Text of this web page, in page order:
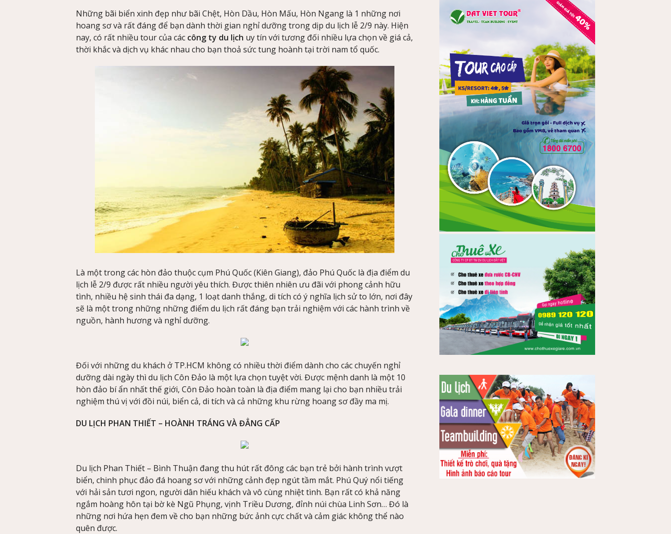
Những bãi biển xinh đẹp như bãi Chệt, Hòn Dầu, Hòn Mấu, Hòn Ngang là 1 những nơi
hoang sơ và rất đáng để bạn dành thời gian nghỉ dưỡng trong dịp du lịch lễ 2/9 này. Hiện
nay, có rất nhiều tour của các công ty du lịch uy tín với tương đối nhiều lựa chọn về giá cả,
thời khắc và dịch vụ khác nhau cho bạn thoả sức tung hoành tại trời nam tổ quốc.
Là một trong các hòn đảo thuộc cụm Phú Quốc (Kiên Giang), đảo Phú Quốc là địa điểm du
lịch lễ 2/9 được rất nhiều người yêu thích. Được thiên nhiên ưu đãi với phong cảnh hữu
tình, nhiều hệ sinh thái đa dạng, 1 loạt danh thắng, di tích có ý nghĩa lịch sử to lớn, nơi đây
sẽ là một trong những những điểm du lịch rất đáng bạn trải nghiệm với các hành trình về
nguồn, hành hương và nghỉ dưỡng.
Đối với những du khách ở TP.HCM không có nhiều thời điểm dành cho các chuyến nghỉ
dưỡng dài ngày thì du lịch Côn Đảo là một lựa chọn tuyệt vời. Được mệnh danh là một 10
hòn đảo bí ẩn nhất thế giới, Côn Đảo hoàn toàn là địa điểm mang lại cho bạn nhiều trải
nghiệm thú vị với đồi núi, biển cả, di tích và cả những khu rừng hoang sơ đầy ma mị.
DU LỊCH PHAN THIẾT – HOÀNH TRÁNG VÀ ĐẲNG CẤP
Du lịch Phan Thiết – Bình Thuận đang thu hút rất đông các bạn trẻ bởi hành trình vượt
biển, chinh phục đảo đá hoang sơ với những cảnh đẹp ngút tầm mắt. Phú Quý nổi tiếng
với hải sản tươi ngon, người dân hiếu khách và vô cùng nhiệt tình. Bạn rất có khả năng
ngắm hoàng hôn tại bờ kè Ngũ Phụng, vịnh Triều Dương, đỉnh núi chùa Linh Sơn… Đó là
những nơi hứa hẹn đem về cho bạn những bức ảnh cực chất và cảm giác không thể nào
quên được.